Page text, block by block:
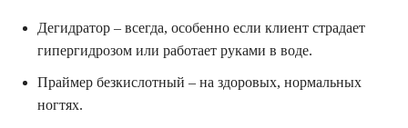
Дегидратор – всегда, особенно если клиент страдает
гипергидрозом или работает руками в воде.
Праймер безкислотный – на здоровых, нормальных
ногтях.